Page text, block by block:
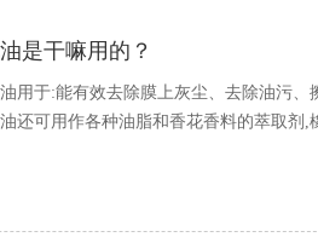
是干嘛用的？
用于:能有效去除膜上灰尘、去除油污
还可用作各种油脂和香花香料的萃取剂